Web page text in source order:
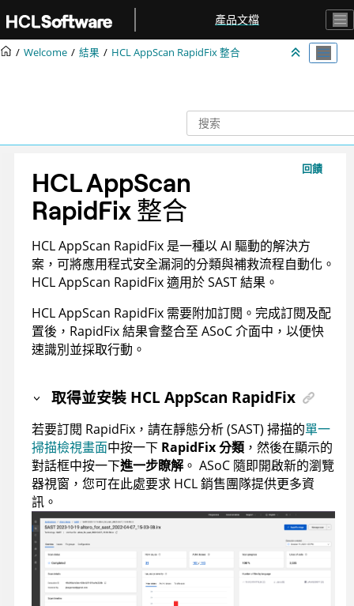
產品文檔
Welcome 結果 HCL AppScan RapidFix整合
回饋
HCL AppScan
RapidFix 整合
HCL AppScan RapidFix 是一種以 AI 驅動的解決方
案，可將應用程式安全漏洞的分類與補救流程自動化。
HCL AppScan RapidFix適用於 SAST 結果。
HCL AppScan RapidFix 需要附加訂閱。完成訂閱及配
置後，RapidFix 結果會整合至 ASoC介面中，以便快
速識別並採取行動。
取得並安裝 HCL AppScan RapidFix
若要訂閱 RapidFix，請在靜態分析 (SAST) 掃描的單一
掃描檢視畫面中按一下 RapidFix 分類 ，然後在顯示的
對話框中按一下進一步瞭解 。 ASoC 隨即開啟新的瀏覽
器視窗，您可在此處要求 HCL 銷售團隊提供更多資
訊。